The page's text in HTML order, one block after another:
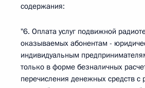
содержания:
"6. Оплата услуг подвижной
оказываемых абонентам -
индивидуальным
только в форме безналичных
перечисления денежных средств с